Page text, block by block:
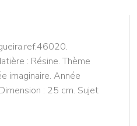
: Résine. Thème
imaginaire. Année
: 25 cm. Sujet